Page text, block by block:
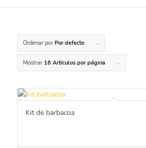
Ordenar por Por defecto
Mostrar 16 Artículos por página
Kit de barbacoa